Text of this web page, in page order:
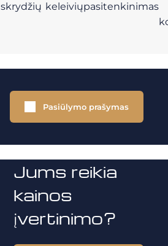
skrydžių keleiviųpasitenkinimas
Pasiūlymo prašymas
Jums reikia
kainos
įvertinimo?